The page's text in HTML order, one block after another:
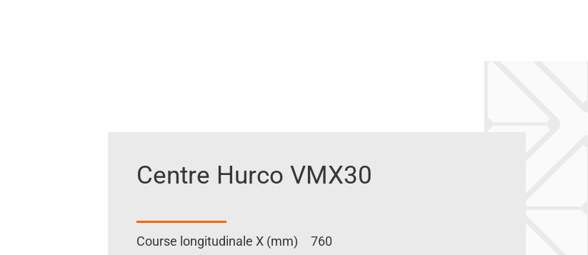
Centre Hurco VMX30
Course longitudinale X (mm) 760